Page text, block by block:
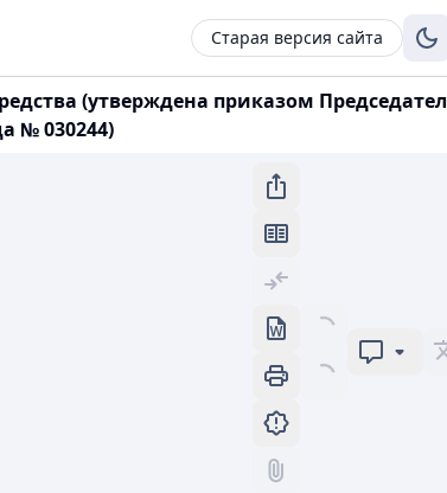
Старая версия сайта
(утверждена приказом
№ 030244)